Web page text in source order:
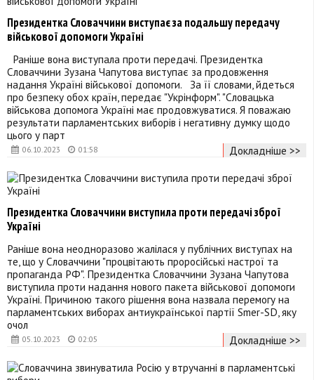
06.10.2023 01:58
Президентка Словаччини виступає за подальшу передачу
військової допомоги Україні
Раніше вона виступала проти передачі. Президентка
Словаччини Зузана Чапутова виступає за продовження
надання Україні військової допомоги. За її словами, йдеться
про безпеку обох країн, передає "Укрінформ". "Словацька
військова допомога Україні має продовжуватися. Я поважаю
результати парламентських виборів і негативну думку щодо
цього у парт
Докладніше >>
05.10.2023 02:05
Президентка Словаччини виступила проти передачі зброї
Україні
Раніше вона неодноразово жалілася у публічних виступах на
те, що у Словаччини "процвітають проросійські настрої та
пропаганда РФ". Президентка Словаччини Зузана Чапутова
виступила проти надання нового пакета військової допомоги
Україні. Причиною такого рішення вона назвала перемогу на
парламентських виборах антиукраїнської партії Smer-SD, яку
очол
Докладніше >>